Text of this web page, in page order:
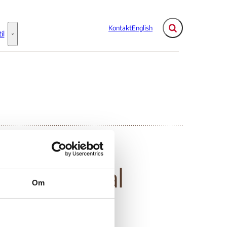
Om
KontaktEnglish
Fold søgefelt ud
links
Information til - Flere links